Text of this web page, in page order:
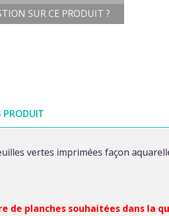
SUR CE PRODUIT ?
PRODUIT
vertes imprimées façon
de planches souhaitées dans la